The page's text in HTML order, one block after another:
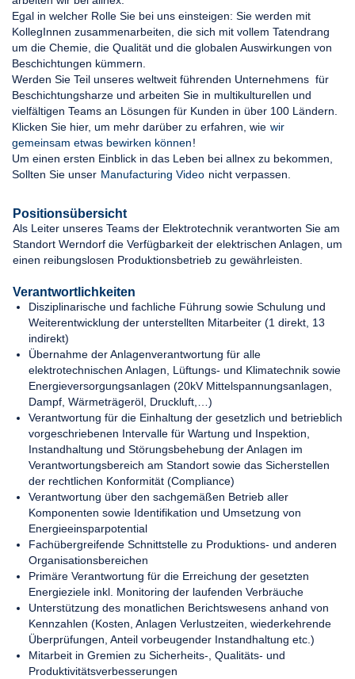
Egal in welcher Rolle Sie bei uns einsteigen: Sie werden mit
KollegInnen zusammenarbeiten, die sich mit vollem Tatendrang
um die Chemie, die Qualität und die globalen Auswirkungen von
Beschichtungen kümmern.
Werden Sie Teil unseres weltweit führenden Unternehmens für
Beschichtungsharze und arbeiten Sie in multikulturellen und
vielfältigen Teams an Lösungen für Kunden in über 100 Ländern.
Klicken Sie hier, um mehr darüber zu erfahren, wie wir
gemeinsam etwas bewirken können!
Um einen ersten Einblick in das Leben bei allnex zu bekommen,
Sollten Sie unser Manufacturing Video nicht verpassen.
Positionsübersicht
Als Leiter unseres Teams der Elektrotechnik verantworten Sie am
Standort Werndorf die Verfügbarkeit der elektrischen Anlagen, um
einen reibungslosen Produktionsbetrieb zu gewährleisten.
Verantwortlichkeiten
Disziplinarische und fachliche Führung sowie Schulung und
Weiterentwicklung der unterstellten Mitarbeiter (1 direkt, 13
indirekt)
Übernahme der Anlagenverantwortung für alle
elektrotechnischen Anlagen, Lüftungs- und Klimatechnik sowie
Energieversorgungsanlagen (20kV Mittelspannungsanlagen,
Dampf, Wärmeträgeröl, Druckluft,…)
Verantwortung für die Einhaltung der gesetzlich und betrieblich
vorgeschriebenen Intervalle für Wartung und Inspektion,
Instandhaltung und Störungsbehebung der Anlagen im
Verantwortungsbereich am Standort sowie das Sicherstellen
der rechtlichen Konformität (Compliance)
Verantwortung über den sachgemäßen Betrieb aller
Komponenten sowie Identifikation und Umsetzung von
Energieeinsparpotential
Fachübergreifende Schnittstelle zu Produktions- und anderen
Organisationsbereichen
Primäre Verantwortung für die Erreichung der gesetzten
Energieziele inkl. Monitoring der laufenden Verbräuche
Unterstützung des monatlichen Berichtswesens anhand von
Kennzahlen (Kosten, Anlagen Verlustzeiten, wiederkehrende
Überprüfungen, Anteil vorbeugender Instandhaltung etc.)
Mitarbeit in Gremien zu Sicherheits-, Qualitäts- und
Produktivitätsverbesserungen